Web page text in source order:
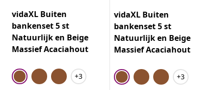
vidaXL Buiten
bankenset 5 st
Natuurlijk en Beige
Massief Acaciahout
+3
vidaXL Buiten
bankenset 5 st
Natuurlijk en Beige
Massief Acaciahout
+3